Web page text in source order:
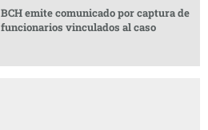
BCH emite comunicado por captura de
funcionarios vinculados al caso